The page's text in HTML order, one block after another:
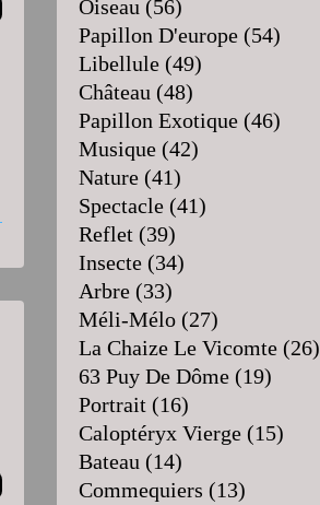
Oiseau (56)
Papillon D'europe (54)
Libellule (49)
Château (48)
Papillon Exotique (46)
Musique (42)
Nature (41)
Spectacle (41)
Reflet (39)
Insecte (34)
Arbre (33)
Méli-Mélo (27)
La Chaize Le Vicomte (26)
63 Puy De Dôme (19)
Portrait (16)
Caloptéryx Vierge (15)
Bateau (14)
Commequiers (13)